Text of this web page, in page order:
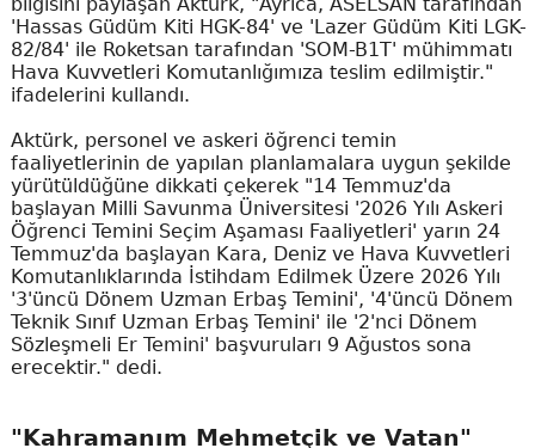
'Hassas Güdüm Kiti HGK-84' ve 'Lazer Güdüm Kiti LGK-
82/84' ile Roketsan tarafından 'SOM-B1T' mühimmatı
Hava Kuvvetleri Komutanlığımıza teslim edilmiştir."
ifadelerini kullandı.
Aktürk, personel ve askeri öğrenci temin
faaliyetlerinin de yapılan planlamalara uygun şekilde
yürütüldüğüne dikkati çekerek "14 Temmuz'da
başlayan Milli Savunma Üniversitesi '2026 Yılı Askeri
Öğrenci Temini Seçim Aşaması Faaliyetleri' yarın 24
Temmuz'da başlayan Kara, Deniz ve Hava Kuvvetleri
Komutanlıklarında İstihdam Edilmek Üzere 2026 Yılı
'3'üncü Dönem Uzman Erbaş Temini', '4'üncü Dönem
Teknik Sınıf Uzman Erbaş Temini' ile '2'nci Dönem
Sözleşmeli Er Temini' başvuruları 9 Ağustos sona
erecektir." dedi.
"Kahramanım Mehmetçik ve Vatan"